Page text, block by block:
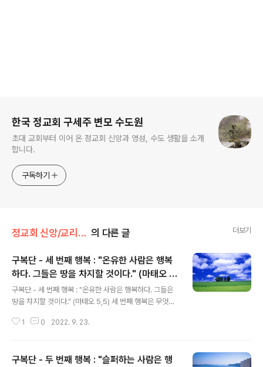
한국 정교회 구세주 변모 수도원
초대 교회부터 이어 온 정교회 신앙과 영성, 수도 생활을 소개
합니다.
구독하기
정교회 신앙/교리문답 의 다른 글 더보기
구복단 - 세 번째 행복 : "온유한 사람은 행복
하다. 그들은 땅을 차지할 것이다." (마태오 5,
5)
구복단 - 세 번째 행복 : "온유한 사람은 행복하다. 그들은
땅을 차지할 것이다." (마태오 5,5) 세 번째 행복은 무엇을
이다. 온유함은 무엇을 말하는 것인가? 다른 사람들에게 호
은 어떤 결과를 갖게 하는가? 원하는 것이 이루어지지 않아
1 0 2022. 9. 23.
구복단 - 두 번째 행복 : "슬퍼하는 사람은 행